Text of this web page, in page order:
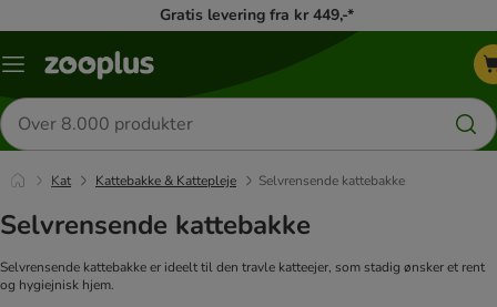
Gratis levering fra kr 449,-*
Menu
Søg
efter
produkter
Kat Kattebakke & Kattepleje Selvrensende kattebakke
Selvrensende kattebakke
Selvrensende kattebakke er ideelt til den travle katteejer, som stadig ønsker et rent
og hygiejnisk hjem.